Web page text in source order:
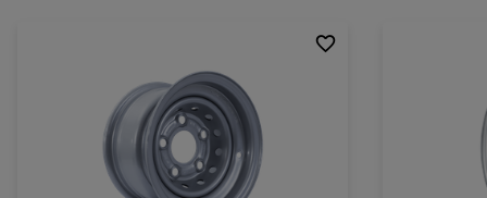
10"
5x112
Einpresstiefe (ET):
-4
67 mm
Einpresstiefe